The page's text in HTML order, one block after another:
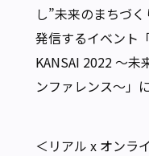
し”未来のまちづ
発信するイベント
KANSAI 2022 ～未
ンファレンス～」
＜リアル x オンラ